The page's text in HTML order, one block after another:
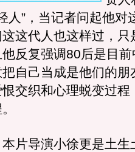
人”，当记者问起他对
这代人也这样过，只
反复强调80后是目
自己当成是他们的朋
交织和心理蜕变过程
导演小徐更是土生